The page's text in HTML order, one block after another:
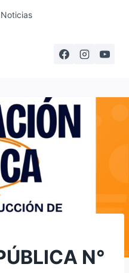
Noticias
N°